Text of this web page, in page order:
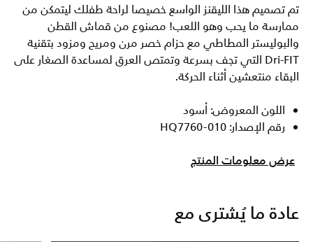
تم تصميم هذا الليقنز الواسع خصيصا لراحة طفلك ليتمكن من
ممارسة ما يحب وهو اللعب! مصنوع من قماش القطن
والبوليستر المطاطي مع حزام خصر مرن ومريح ومزود بتقنية
Dri-FIT التي تجف بسرعة وتمتص العرق لمساعدة الصغار على
البقاء منتعشين أثناء الحركة.
اللون المعروض: أسود
رقم الإصدار: HQ7760-010
عرض معلومات المنتج
عادة ما يُشترى مع